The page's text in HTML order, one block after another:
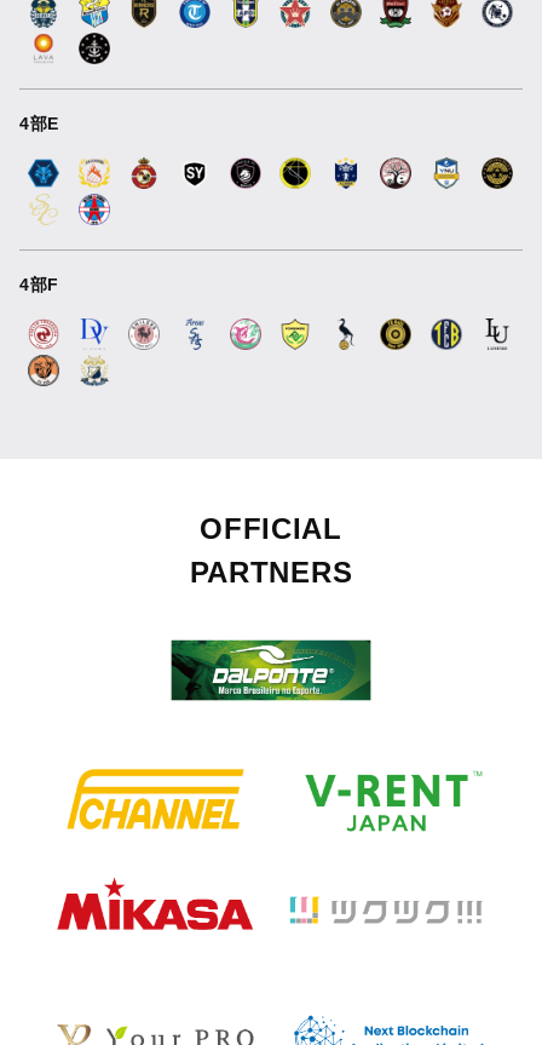
4部E
4部F
OFFICIAL
PARTNERS